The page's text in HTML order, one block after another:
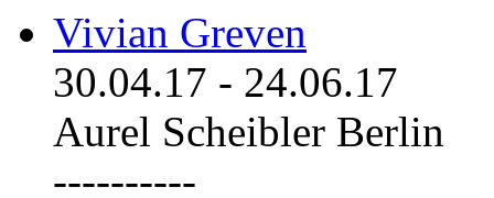
Vivian Greven
30.04.17 - 24.06.17
Aurel Scheibler Berlin
----------